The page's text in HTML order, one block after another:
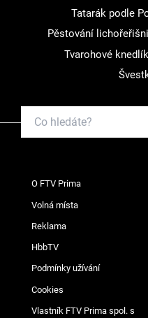
Tatarák podle
Pěstování
Tvarohové
O FTV Prima
Volná místa
Reklama
HbbTV
Podmínky užívání
Cookies
Vlastník FTV Prima spol. s